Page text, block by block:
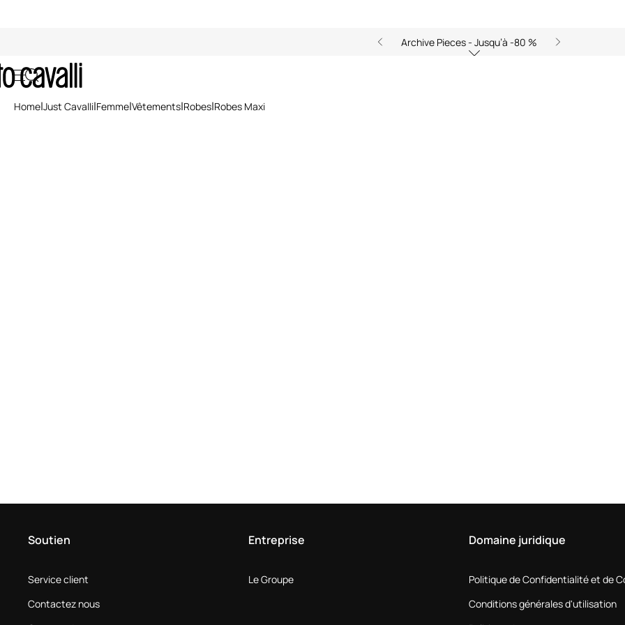
Archive Pieces - Jusqu’à -80 %
Robes longues femme
Home Just Cavalli Femme Vêtements Robes Robes Maxi
Soutien
Service client
Contactez nous
Entreprise
Le Groupe
Domaine juridique
Politique de Confidentialité et de
Conditions générales d'utilisation